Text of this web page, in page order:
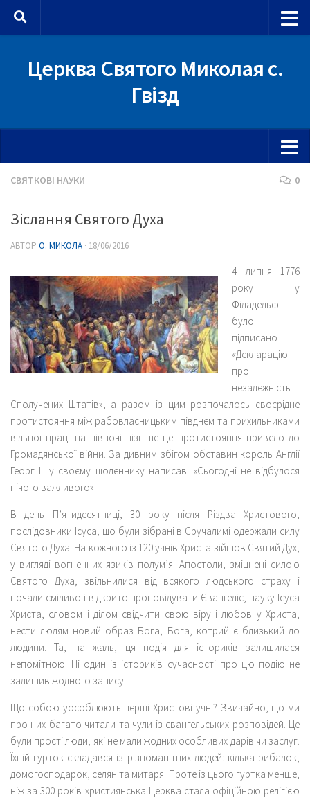
Skip to content
Церква Святого Миколая с.
Гвізд
СВЯТКОВІ НАУКИ 0
Зіслання Святого Духа
АВТОР О. МИКОЛА · 18/06/2016
4 липня 1776
року у
Філадельфії
було
підписано
«Декларацію
про
незалежність
Сполучених Штатів», а разом із цим розпочалось своєрідне
протистояння між рабовласницьким півднем та прихильниками
вільної праці на півночі пізніше це протистояння привело до
Громадянської війни. За дивним збігом обставин король Англії
Георг ІІІ у своєму щоденнику написав: «Сьогодні не відбулося
нічого важливого».
В день П’ятидесятниці, 30 року після Різдва Христового,
послідовники Ісуса, що були зібрані в Єручалимі одержали силу
Святого Духа. На кожного із 120 учнів Христа зійшов Святий Дух,
у вигляді вогненних язиків полум’я. Апостоли, зміцнені силою
Святого Духа, звільнилися від всякого людського страху і
почали сміливо і відкрито проповідувати Євангеліє, науку Ісуса
Христа, словом і ділом свідчити свою віру і любов у Христа,
нести людям новий образ Бога, Бога, котрий є близький до
людини. Та, на жаль, ця подія для істориків залишилася
непомітною. Ні один із істориків сучасності про цю подію не
залишив жодного запису.
Що собою уособлюють перші Христові учні? Звичайно, що ми
про них багато читали та чули із євангельських розповідей. Це
були прості люди, які не мали жодних особливих дарів чи заслуг.
Їхній гурток складався із різноманітних людей: кілька рибалок,
домогосподарок, селян та митаря. Проте із цього гуртка менше,
ніж за 300 років християнська Церква стала офіційною релігією